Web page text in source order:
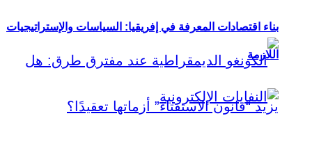
بناء اقتصادات المعرفة في إفريقيا: السياسات والإستراتيجيات
اللازمة